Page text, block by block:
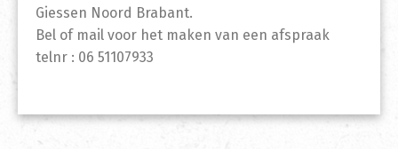
Giessen Noord Brabant.
Bel of mail voor het maken van een afspraak
telnr : 06 51107933